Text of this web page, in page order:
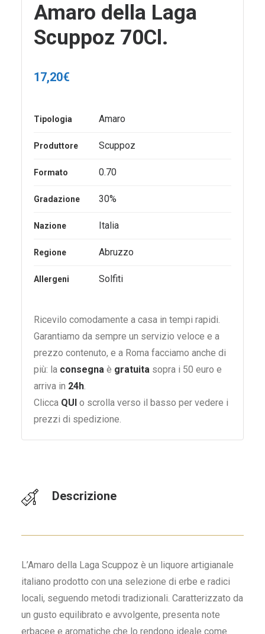
Amaro della Laga
Scuppoz 70Cl.
17,20€
Tipologia Amaro
Produttore Scuppoz
Formato 0.70
Gradazione 30%
Nazione Italia
Regione Abruzzo
Allergeni Solfiti
Ricevilo comodamente a casa in tempi rapidi.
Garantiamo da sempre un servizio veloce e a
prezzo contenuto, e a Roma facciamo anche di
più: la consegna è gratuita sopra i 50 euro e
arriva in 24h.
Clicca QUI o scrolla verso il basso per vedere i
prezzi di spedizione.
Descrizione
L’Amaro della Laga Scuppoz è un liquore artigianale
italiano prodotto con una selezione di erbe e radici
locali, seguendo metodi tradizionali. Caratterizzato da
un gusto equilibrato e avvolgente, presenta note
erbacee e aromatiche che lo rendono ideale come